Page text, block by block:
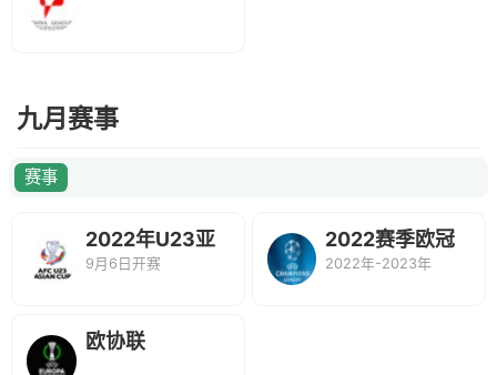
九月赛事
赛事
2022年U23亚
洲杯
9月6日开赛
2022赛季欧冠
联赛
2022年-2023年
欧协联